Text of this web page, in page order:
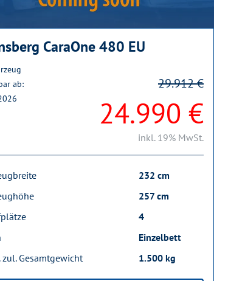
CaraOne 480 EU
ab:
24.990 €
29.912 €
inkl. 19% MwSt.
232 cm
257 cm
4
Einzelbett
zul. Gesamtgewicht
1.500 kg